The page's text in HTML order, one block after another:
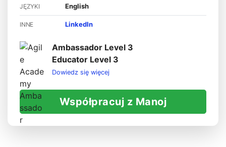
JĘZYKI English
INNE LinkedIn
Ambassador Level 3
Educator Level 3
Dowiedz się więcej
Współpracuj z Manoj